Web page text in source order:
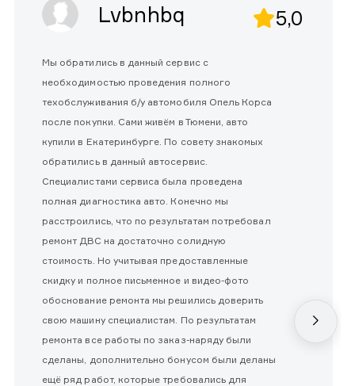
Lvbnhbq 5,0
Мы обратились в данный сервис с
необходимостью проведения полного
техобслуживания б/у автомобиля Опель Корса
после покупки. Сами живём в Тюмени, авто
купили в Екатеринбурге. По совету знакомых
обратились в данный автосервис.
Специалистами сервиса была проведена
полная диагностика авто. Конечно мы
расстроились, что по результатам потребовал
ремонт ДВС на достаточно солидную
стоимость. Но учитывая предоставленные
скидку и полное письменное и видео-фото
обоснование ремонта мы решились доверить
свою машину специалистам. По результатам
ремонта все работы по заказ-наряду были
сделаны, дополнительно бонусом были деланы
ещё ряд работ, которые требовались для